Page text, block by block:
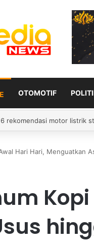
OTOMOTIF
6 rekomendasi motor listrik
Hari Hari, Menguatkan